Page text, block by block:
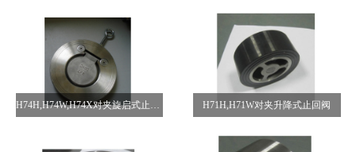
H74H,H74W,H74X对夹旋启式止回阀 H71H,H71W对夹升降式止回阀